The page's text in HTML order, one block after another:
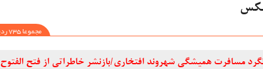
عکس
مجموعا 735 ردیف یافت شد
مسافرت همیشگی شهروند افتخاری/بازنشر خاطراتی از فتح الفتوح